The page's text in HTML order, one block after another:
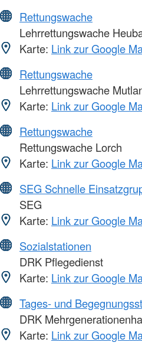
Rettungswache
Lehrrettungswache
Karte: Link zur Google
Rettungswache
Lehrrettungswache
Karte: Link zur Google
Rettungswache
Rettungswache Lorch
Karte: Link zur Google
SEG Schnelle
SEG
Karte: Link zur Google
Sozialstationen
DRK Pflegedienst
Karte: Link zur Google
Tages- und
DRK
Karte: Link zur Google